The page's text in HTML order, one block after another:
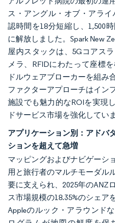
ス・アングル・オブ・アライ
認時間を18分短縮し、1,500
に解放しました。Spark New
屋内スタックは、5Gコアス
メラ、RFIDにわたって座標
ドルウェアブローカーを組み
ファクターアプローチはイン
施設でも魅力的なROIを実現
ドサービス市場を強化していま
アプリケーション別：アドバ
ションを超えて急増
マッピングおよびナビゲーシ
用と旅行者のマルチモーダル
要に支えられ、2025年のANZ
ス市場規模の18.35%のシェア
Appleのルック・アラウンド